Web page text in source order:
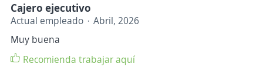
Cajero ejecutivo
Actual empleado
Abril, 2026
Muy buena
Recomienda trabajar aquí